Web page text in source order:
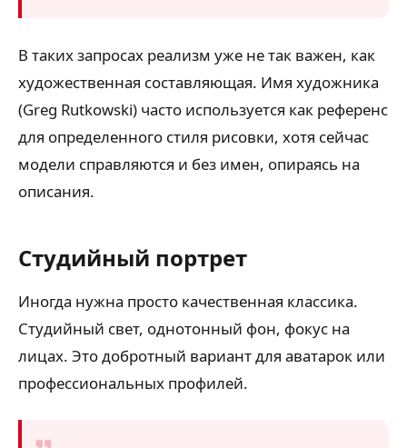
В таких запросах реализм уже не так важен, как
художественная составляющая. Имя художника
(Greg Rutkowski) часто используется как референс
для определенного стиля рисовки, хотя сейчас
модели справляются и без имен, опираясь на
описания.
Студийный портрет
Иногда нужна просто качественная классика.
Студийный свет, однотонный фон, фокус на
лицах. Это добротный вариант для аватарок или
профессиональных профилей.